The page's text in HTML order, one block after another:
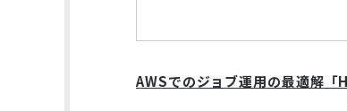
AWSでのジョブ運用の最適解「